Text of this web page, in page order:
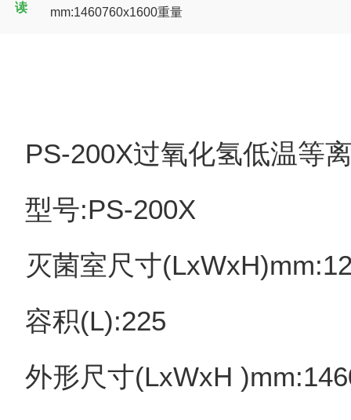
读
mm:1460760x1600重量
PS-200X过氧化氢低温等
型号:PS-200X
灭菌室尺寸
容积(L):225
外形尺寸(LxWxH